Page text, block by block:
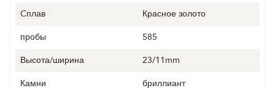
Cплав
Красное золото
пробы
585
Высота/ширина
23/11mm
Камни
бриллиант